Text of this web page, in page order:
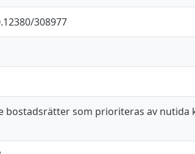
308977
bostadsrätter som prioriteras av nutida